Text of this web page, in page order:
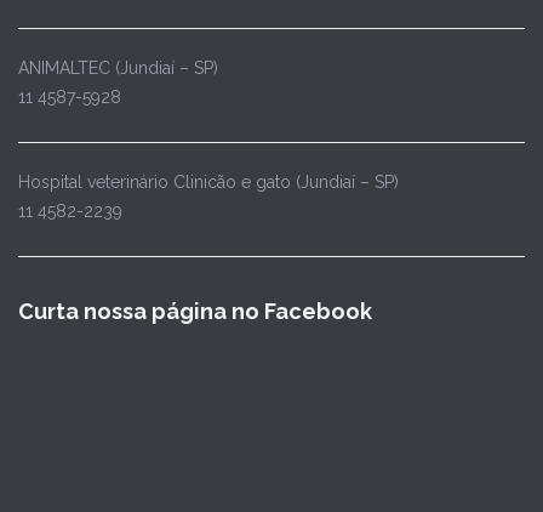
ANIMALTEC (Jundiaí – SP)
11 4587-5928
Hospital veterinário Clinicão e gato (Jundiaí – SP)
11 4582-2239
Curta nossa página no Facebook